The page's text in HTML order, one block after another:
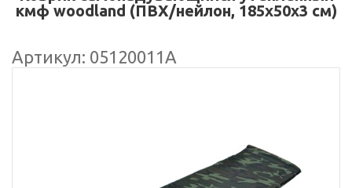
кмф woodland (ПВХ/нейлон, 185х50х3 см)
Артикул: 05120011А